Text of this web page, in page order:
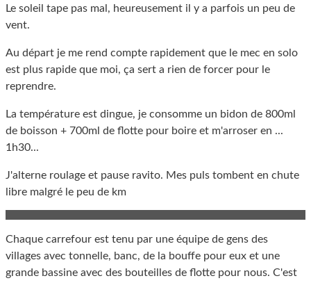
Le soleil tape pas mal, heureusement il y a parfois un peu de
vent.
Au départ je me rend compte rapidement que le mec en solo
est plus rapide que moi, ça sert a rien de forcer pour le
reprendre.
La température est dingue, je consomme un bidon de 800ml
de boisson + 700ml de flotte pour boire et m'arroser en ...
1h30...
J'alterne roulage et pause ravito. Mes puls tombent en chute
libre malgré le peu de km
Chaque carrefour est tenu par une équipe de gens des
villages avec tonnelle, banc, de la bouffe pour eux et une
grande bassine avec des bouteilles de flotte pour nous. C'est